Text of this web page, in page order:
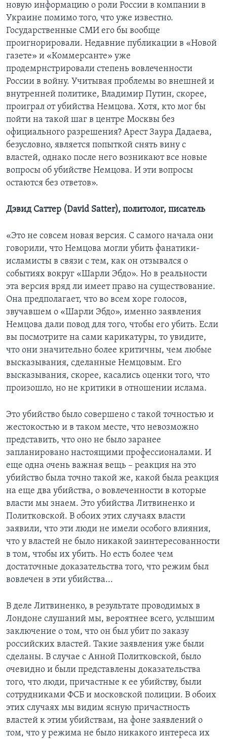
новую информацию о роли России в компании в
Украине помимо того, что уже известно.
Государственные СМИ его бы вообще
проигнорировали. Недавние публикации в «Новой
газете» и «Коммерсанте» уже
продемрнстрировали степень вовлеченности
России в войну. Учитывая проблемы во внешней и
внутренней политике, Владимир Путин, скорее,
проиграл от убийства Немцова. Хотя, кто мог бы
пойти на такой шаг в центре Москвы без
официального разрешения? Арест Заура Дадаева,
безусловно, является попыткой снять вину с
властей, однако после него возникают все новые
вопросы об убийстве Немцова. И эти вопросы
остаются без ответов».
Дэвид Саттер (David Satter), политолог, писатель
«Это не совсем новая версия. С самого начала они
говорили, что Немцова могли убить фанатики-
исламисты в связи с тем, как он отзывался о
событиях вокруг «Шарли Эбдо». Но в реальности
эта версия вряд ли имеет право на существование.
Она предполагает, что во всем хоре голосов,
звучавшем о «Шарли Эбдо», именно заявления
Немцова дали повод для того, чтобы его убить. Если
вы посмотрите на сами карикатуры, то увидите,
что они значительно более критичны, чем любые
высказывания, сделанные Немцовым. Его
высказывания, скорее, касались оценки того, что
произошло, но не критики в отношении ислама.
Это убийство было совершено с такой точностью и
жестокостью и в таком месте, что невозможно
представить, что оно не было заранее
запланировано настоящими профессионалами. И
еще одна очень важная вещь – реакция на это
убийство была точно такой же, какой была реакция
на еще два убийства, о вовлеченности в которые
власти мы знаем. Это убийства Литвиненко и
Политковской. В обоих этих случаях власти
заявили, что эти люди не имели особого влияния,
что у властей не было никакой заинтересованности
в том, чтобы их убить. Но есть более чем
достаточные доказательства того, что режим был
вовлечен в эти убийства...
В деле Литвиненко, в результате проводимых в
Лондоне слушаний мы, вероятнее всего, услышим
заключение о том, что он был убит по заказу
российских властей. Такие заявления уже были
сделаны. В случае с Анной Политковской, было
очевидно и были представлены доказательства
того, что люди, причастные к ее убийству, были
сотрудниками ФСБ и московской полиции. В обоих
этих случаях мы видим ясную причастность
властей к этим убийствам, на фоне заявлений о
том, что у режима не было никакого интереса их